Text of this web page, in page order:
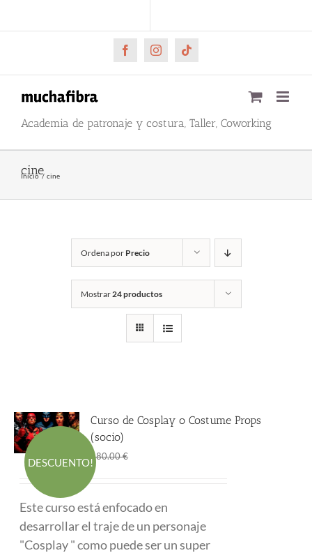
al
FacebookInstagramTiktok
Academia de patronaje y costura, Taller, Coworking
cine
Inicio cine
Ordena por Precio
Mostrar24 productos
DESCUENTO!
Curso de Cosplay o Costume Props
(socio)
480.00€
era:
480.00 €.290.00 €.
Este curso está enfocado en
desarrollar el traje de un personaje
"Cosplay " como puede ser un super